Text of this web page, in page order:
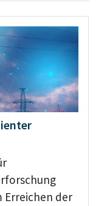
Erreichen der